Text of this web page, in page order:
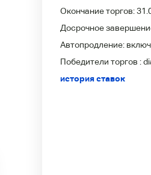
Окончание торгов:
Досрочное
Автопродление:
Победители торгов :
история ставок